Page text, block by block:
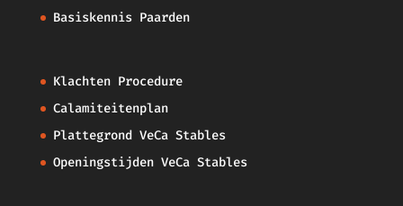
Basiskennis Paarden
Klachten Procedure
Calamiteitenplan
Plattegrond VeCa Stables
Openingstijden VeCa Stables